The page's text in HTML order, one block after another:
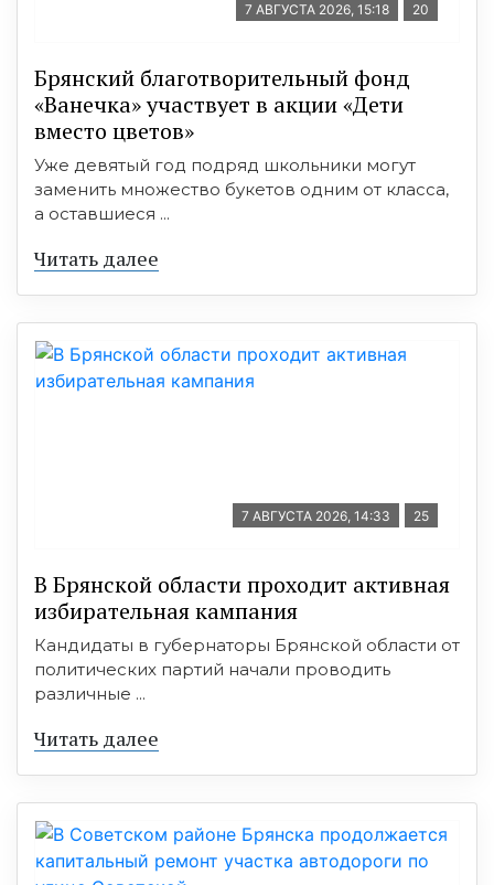
7 АВГУСТА 2026, 15:18 20
Брянский благотворительный фонд
«Ванечка» участвует в акции «Дети
вместо цветов»
Уже девятый год подряд школьники могут
заменить множество букетов одним от класса,
а оставшиеся ...
Читать далее
7 АВГУСТА 2026, 14:33 25
В Брянской области проходит активная
избирательная кампания
Кандидаты в губернаторы Брянской области от
политических партий начали проводить
различные ...
Читать далее